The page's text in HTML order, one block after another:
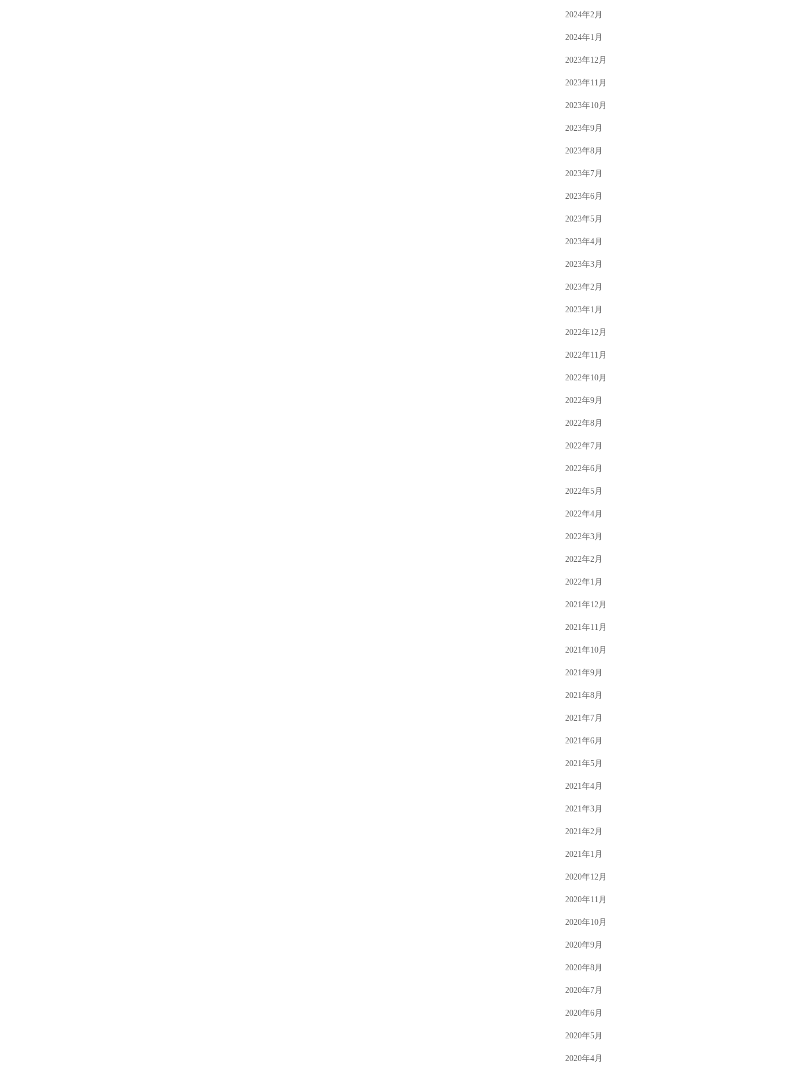
2024年2月
2024年1月
2023年12月
2023年11月
2023年10月
2023年9月
2023年8月
2023年7月
2023年6月
2023年5月
2023年4月
2023年3月
2023年2月
2023年1月
2022年12月
2022年11月
2022年10月
2022年9月
2022年8月
2022年7月
2022年6月
2022年5月
2022年4月
2022年3月
2022年2月
2022年1月
2021年12月
2021年11月
2021年10月
2021年9月
2021年8月
2021年7月
2021年6月
2021年5月
2021年4月
2021年3月
2021年2月
2021年1月
2020年12月
2020年11月
2020年10月
2020年9月
2020年8月
2020年7月
2020年6月
2020年5月
2020年4月